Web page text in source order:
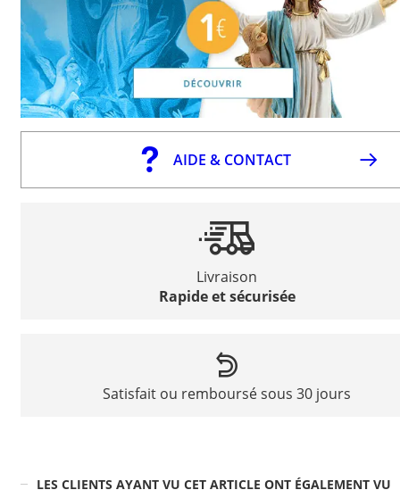
AIDE & CONTACT
Livraison
Rapide et sécurisée
Satisfait ou remboursé sous 30 jours
LES CLIENTS AYANT VU CET ARTICLE ONT ÉGALEMENT VU